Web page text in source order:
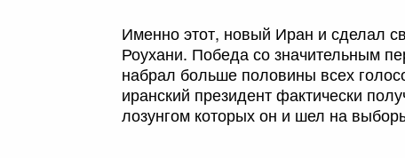
Именно этот, новый Иран и сделал
Роухани. Победа со значительным
набрал больше половины всех
иранский президент фактически
лозунгом которых он и шел на